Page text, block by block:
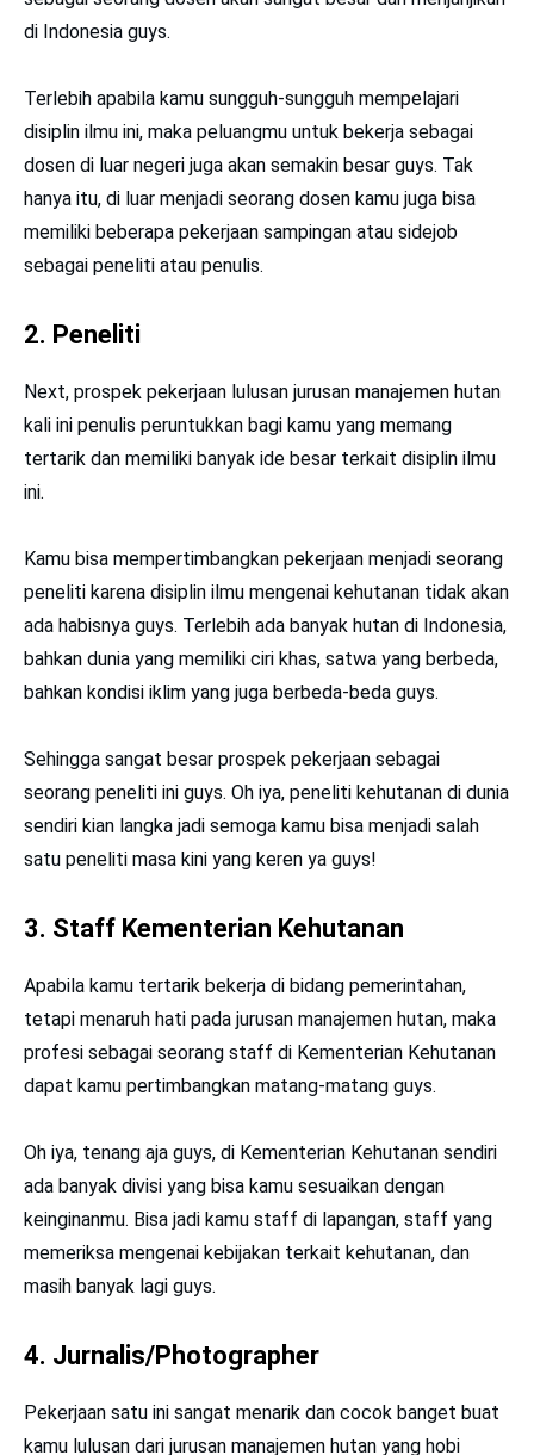
di Indonesia guys.
Terlebih apabila kamu sungguh-sungguh mempelajari
disiplin ilmu ini, maka peluangmu untuk bekerja sebagai
dosen di luar negeri juga akan semakin besar guys. Tak
hanya itu, di luar menjadi seorang dosen kamu juga bisa
memiliki beberapa pekerjaan sampingan atau sidejob
sebagai peneliti atau penulis.
2. Peneliti
Next, prospek pekerjaan lulusan jurusan manajemen hutan
kali ini penulis peruntukkan bagi kamu yang memang
tertarik dan memiliki banyak ide besar terkait disiplin ilmu
ini.
Kamu bisa mempertimbangkan pekerjaan menjadi seorang
peneliti karena disiplin ilmu mengenai kehutanan tidak akan
ada habisnya guys. Terlebih ada banyak hutan di Indonesia,
bahkan dunia yang memiliki ciri khas, satwa yang berbeda,
bahkan kondisi iklim yang juga berbeda-beda guys.
Sehingga sangat besar prospek pekerjaan sebagai
seorang peneliti ini guys. Oh iya, peneliti kehutanan di dunia
sendiri kian langka jadi semoga kamu bisa menjadi salah
satu peneliti masa kini yang keren ya guys!
3. Staff Kementerian Kehutanan
Apabila kamu tertarik bekerja di bidang pemerintahan,
tetapi menaruh hati pada jurusan manajemen hutan, maka
profesi sebagai seorang staff di Kementerian Kehutanan
dapat kamu pertimbangkan matang-matang guys.
Oh iya, tenang aja guys, di Kementerian Kehutanan sendiri
ada banyak divisi yang bisa kamu sesuaikan dengan
keinginanmu. Bisa jadi kamu staff di lapangan, staff yang
memeriksa mengenai kebijakan terkait kehutanan, dan
masih banyak lagi guys.
4. Jurnalis/Photographer
Pekerjaan satu ini sangat menarik dan cocok banget buat
kamu lulusan dari jurusan manajemen hutan yang hobi